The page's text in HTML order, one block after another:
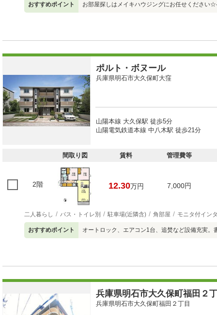
おすすめポイント お部屋探しはメイキハウジングにお任せください
ポルト・ボヌール
兵庫県明石市大久保町大窪
山陽本線 大久保駅 徒歩5分
山陽電気鉄道本線 中八木駅 徒歩21分
間取り図 賃料 管理費等
2階 12.30万円 7,000円
二人暮らし バス・トイレ別 駐車場(近隣含) 角部屋 モニタ付イン
おすすめポイント オートロック、エアコン1台、追焚など設備充実。
兵庫県明石市大久保町福田２
兵庫県明石市大久保町福田２丁目